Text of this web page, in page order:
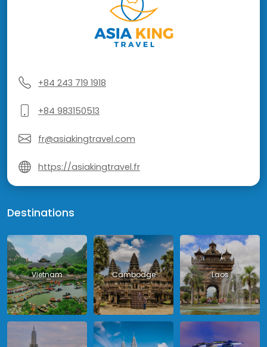
+84 243 719 1918
+84 983150513
fr@asiakingtravel.com
https://asiakingtravel.fr
Destinations
Vietnam Cambodge Laos